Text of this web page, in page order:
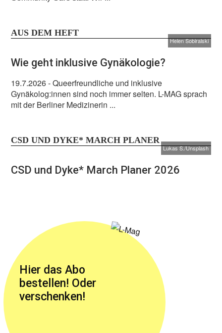
AUS DEM HEFT
Helen Sobiralski
Wie geht inklusive Gynäkologie?
19.7.2026- Queerfreundliche und inklusive
Gynäkolog:innen sind noch immer selten. L-MAG sprach
mit der Berliner Medizinerin ...
CSD UND DYKE* MARCH PLANER
Lukas S./Unsplash
CSD und Dyke* March Planer 2026
Hier das Abo
bestellen! Oder
verschenken!